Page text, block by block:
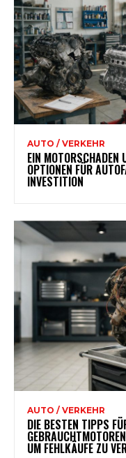
AUTO / VERKEHR
EIN MOTORSCHADEN
OPTIONEN FÜR
INVESTITION
AUTO / VERKEHR
DIE BESTEN TIPPS
UM FEHLKÄUFE ZU